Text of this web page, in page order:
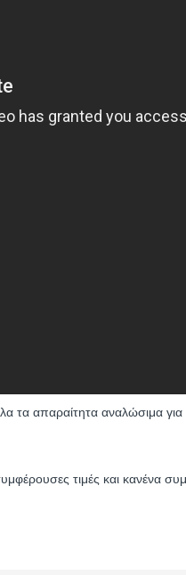
τα απαραίτητα αναλώσιμα
τιμές και κανένα